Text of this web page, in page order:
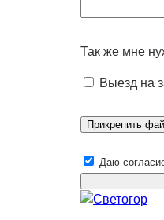
Так же мне
Выезд на
Прикрепить
Даю